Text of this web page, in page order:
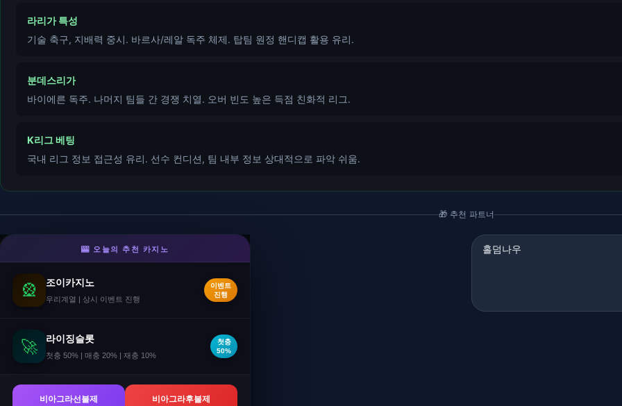
라리가 특성
기술 축구, 지배력 중시. 바르사/레알 독주 체제. 탑팀 원정 핸디캡 활용 유리.
분데스리가
바이에른 독주. 나머지 팀들 간 경쟁 치열. 오버 빈도 높은 득점 친화적 리그.
K리그 베팅
국내 리그 정보 접근성 유리. 선수 컨디션, 팀 내부 정보 상대적으로 파악 쉬움.
🎁 추천 파트너
룰렛/슬롯/스포츠 상시 이벤트 진행.
🎁 상시 이벤트
홀덤나우
스텐드라 최저가 구매 가이드 - 비아센터
🎰 오늘의 추천 카지노
🎡 조이카지노
우리계열 | 상시 이벤트 진행
이벤트
진행
🚀 라이징슬롯
첫충 50% | 매충 20% | 재충 10%
첫충
50%
비아그라선불제 비아그라후불제